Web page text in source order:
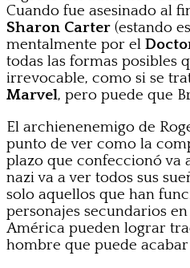
Cuando fue asesinado al
Sharon Carter (estando
mentalmente por el
todas las formas posibles
irrevocable, como si se
Marvel, pero puede que
El archienenemigo de
punto de ver como la
plazo que confeccionó va
nazi va a ver todos sus
solo aquellos que han
personajes secundarios
América pueden lograr
hombre que puede